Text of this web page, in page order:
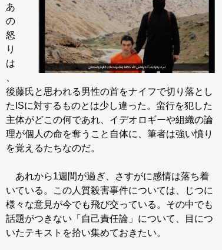
あ
の
怒
り
は
後藤氏と思われる男性の首をナイフで切り落とし
たISに対するものとは少し違った。蛮行を犯した
主体がどこの何であれ、イデオロギーや組織の論
理が個人の命を奪うこと自体に、筆者は強い憤り
を覚えるたちなのだ。
あれから1週間が過ぎ、さすがに感情は落ち着
いている。この人質殺害事件については、じつに
様々な意見が今でも飛び交っている。その中でも
話題がつきない「自己責任論」について、目につ
いたテキストを拾い集めておきたい。